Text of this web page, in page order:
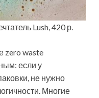
Lush, 420 р.
zero waste
если у
не нужно
Многие